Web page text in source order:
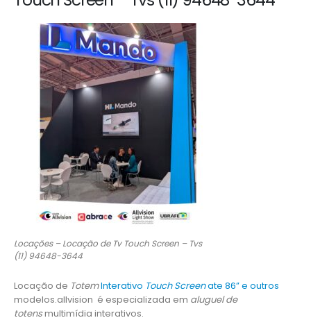
Locações – Locação de Tv Touch Screen – Tvs
(11) 94648-3644
Locação de TotemInterativo Touch Screenate 86” e outros
modelos.allvision é especializada em aluguel de
totensmultimídia interativos.